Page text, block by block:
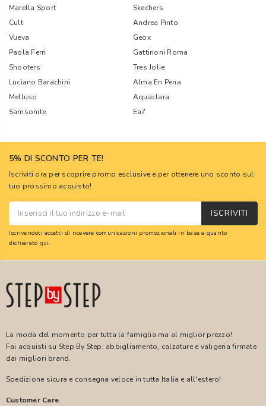
Marella Sport
Skechers
Cult
Andrea Pinto
Vueva
Geox
Paola Ferri
Gattinoni Roma
Shooters
Tres Jolie
Luciano Barachini
Alma En Pena
Melluso
Aquaclara
Samsonite
Ea7
5% DI SCONTO PER TE!
Iscriviti ora per scoprire promo esclusive e per ottenere uno sconto sul
tuo prossimo acquisto!
ISCRIVITI
Iscrivendoti accetti di ricevere comunicazioni promozionali in base a quanto
dichiarato qui.
La moda del momento per tutta la famiglia ma al miglior prezzo!
Fai acquisti su Step By Step: abbigliamento, calzature e valigeria firmate
dai migliori brand.
Spedizione sicura e consegna veloce in tutta Italia e all'estero!
Customer Care